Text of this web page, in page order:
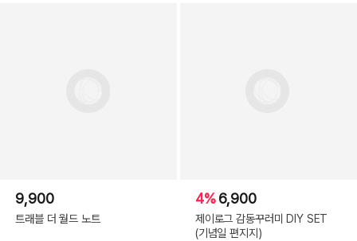
9,900
트래블 더 월드 노트
4%6,900
제이로그 감동꾸러미 DIY SET
(기념일 편지지)